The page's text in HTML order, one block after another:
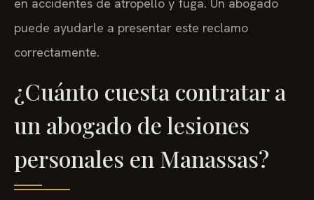
en accidentes de atropello y fuga. Un abogado
puede ayudarle a presentar este reclamo
correctamente.
¿Cuánto cuesta contratar a
un abogado de lesiones
personales en Manassas?